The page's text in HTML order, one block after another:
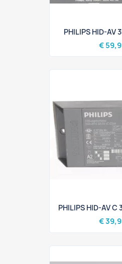
PHILIPS HID-AV
€
PHILIPS HID-AV C
€